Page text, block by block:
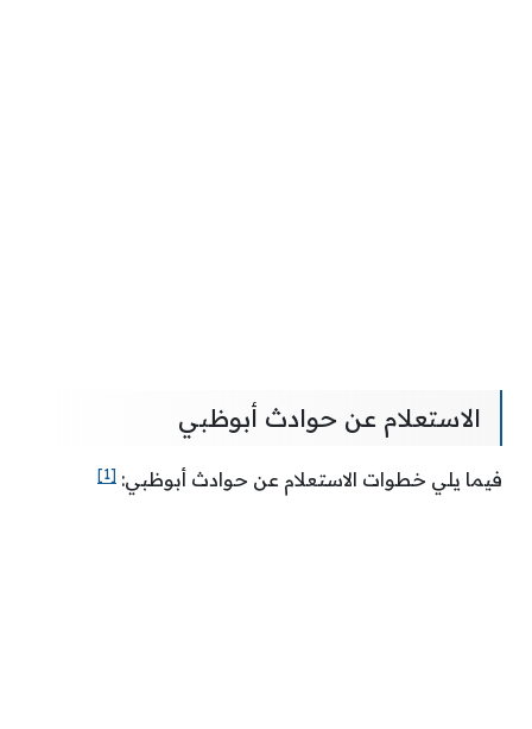
الاستعلام عن حوادث أبوظبي
فيما يلي خطوات الاستعلام عن حوادث أبوظبي: [1]